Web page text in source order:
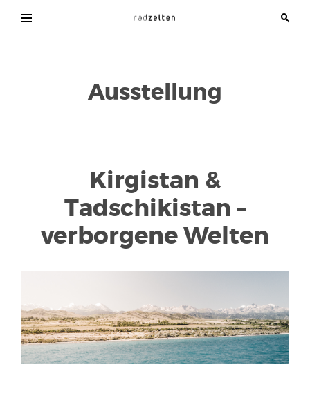
Ausstellung
Kirgistan &
Tadschikistan –
verborgene Welten